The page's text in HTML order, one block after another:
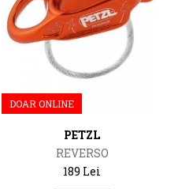
DOAR ONLINE
PETZL
REVERSO
189 Lei